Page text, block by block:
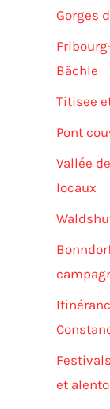
Gorges
Bächle
Titisee
Pont
Vallée
locaux
et